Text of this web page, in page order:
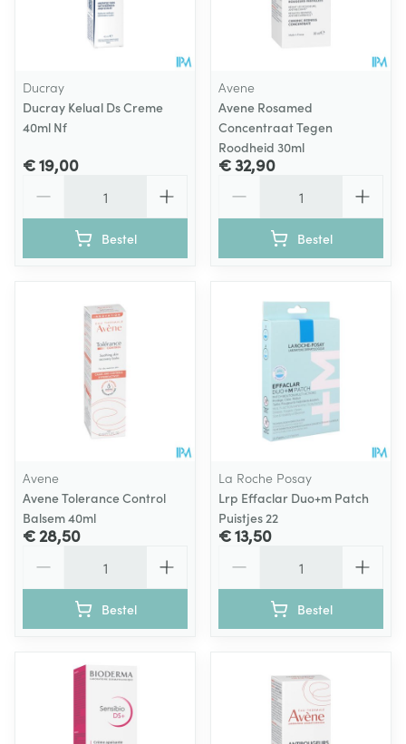
Ducray
Ducray Kelual Ds Creme
40ml Nf
€ 19,00
Bestel
Avene
Avene Rosamed
Concentraat Tegen
Roodheid 30ml
€ 32,90
Bestel
Avene
Avene Tolerance Control
Balsem 40ml
€ 28,50
Bestel
La Roche Posay
Lrp Effaclar Duo+m Patch
Puistjes 22
€ 13,50
Bestel